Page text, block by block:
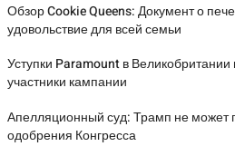
Обзор Cookie Queens: Документ о
удовольствие для всей семьи
Уступки Paramount в
участники кампании
Апелляционный суд: Трамп не может
одобрения Конгресса